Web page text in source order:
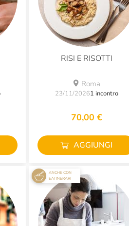
RISI E RISOTTI
Roma
23/11/20261 incontro
70,00 €
AGGIUNGI
ANCHE CON
EATINERARI